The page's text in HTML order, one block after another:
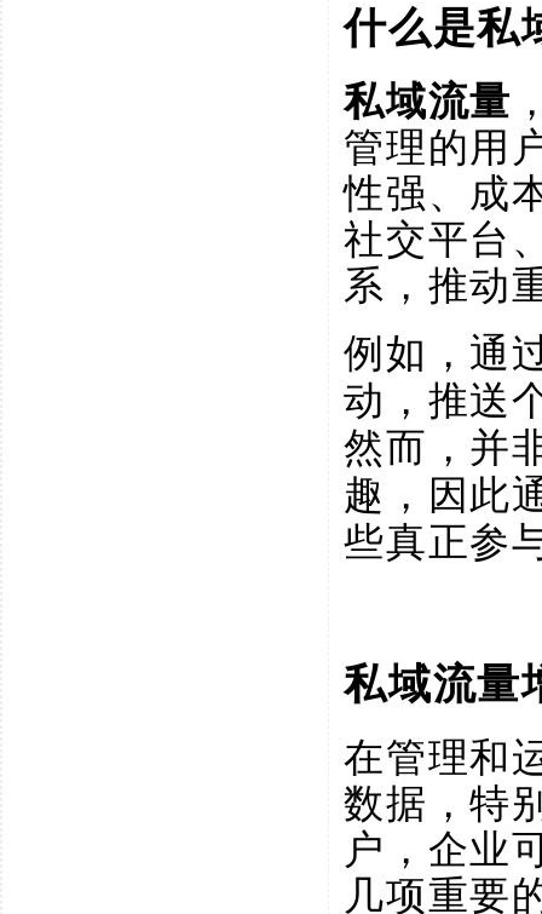
什么是私
私域流量
管理的用
性强、成
社交平台
系，推动
例如，通
动，推送
然而，并
趣，因此
些真正参
私域流量
在管理和
数据，特
户，企业
几项重要